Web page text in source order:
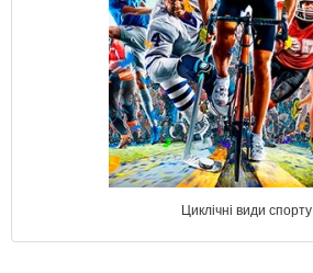
Циклічні види спорту